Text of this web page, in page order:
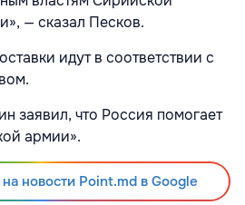
— сказал Песков.
идут в соответствии с
заявил, что Россия помогает
армии».
новости Point.md в Google